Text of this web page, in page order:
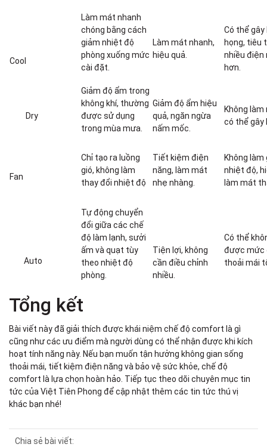
Cool
Làm mát nhanh
chóng bằng cách
giảm nhiệt độ
phòng xuống mức
cài đặt.
Làm mát nhanh,
hiệu quả.
Có thể gây
họng, tiêu
nhiều điện
hơn.
Dry
Giảm độ ẩm trong
không khí, thường
được sử dụng
trong mùa mưa.
Giảm độ ẩm hiệu
quả, ngăn ngừa
nấm mốc.
Không làm
có thể gây
Fan
Chỉ tạo ra luồng
gió, không làm
thay đổi nhiệt độ
Tiết kiệm điện
năng, làm mát
nhẹ nhàng.
Không làm
nhiệt độ,
làm mát
Auto
Tự động chuyển
đổi giữa các chế
độ làm lạnh, sưởi
ấm và quạt tùy
theo nhiệt độ
phòng.
Tiện lợi, không
cần điều chỉnh
nhiều.
Có thể
được mức
thoải mái
Tổng kết
Bài viết này đã giải thích được khái niệm chế độ comfort là gì
cũng như các ưu điểm mà người dùng có thể nhận được khi kích
hoạt tính năng này. Nếu bạn muốn tận hưởng không gian sống
thoải mái, tiết kiệm điện năng và bảo vệ sức khỏe, chế độ
comfort là lựa chọn hoàn hảo. Tiếp tục theo dõi chuyên mục tin
tức của Việt Tiên Phong để cập nhật thêm các tin tức thú vị
khác bạn nhé!
Chia sẻ bài viết: